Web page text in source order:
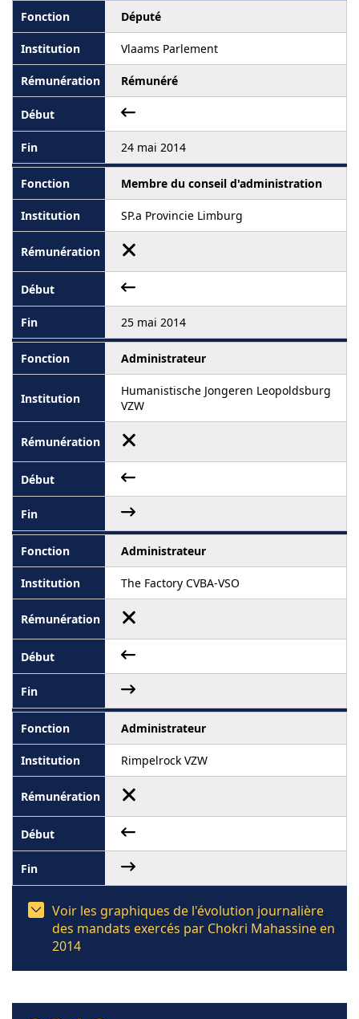
Député
Vlaams Parlement
Rémunéré
24 mai 2014
Membre du conseil d'administration
SP.a Provincie Limburg
25 mai 2014
Administrateur
Humanistische Jongeren Leopoldsburg
VZW
Administrateur
The Factory CVBA-VSO
Administrateur
Rimpelrock VZW
Voir les graphiques de l'évolution journalière
des mandats exercés par Chokri Mahassine en
2014